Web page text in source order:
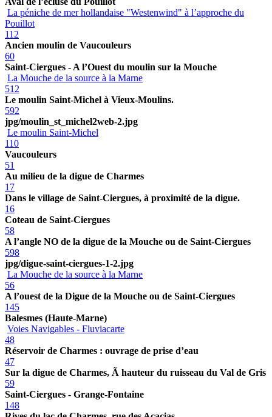
La péniche de mer hollandaise "Westenwind" à l’approche du
Pouillot
112
Ancien moulin de Vaucouleurs
60
Saint-Ciergues - A l’Ouest du moulin sur la Mouche
La Mouche de la source à la Marne
512
Le moulin Saint-Michel à Vieux-Moulins.
592
jpg/moulin_st_michel2web-2.jpg
Le moulin Saint-Michel
110
Vaucouleurs
51
Au milieu de la digue de Charmes
17
Dans le village de Saint-Ciergues, à proximité de la digue.
16
Coteau de Saint-Ciergues
58
A l’angle NO de la digue de la Mouche ou de Saint-Ciergues
598
jpg/digue-saint-ciergues-1-2.jpg
La Mouche de la source à la Marne
56
A l’ouest de la Digue de la Mouche ou de Saint-Ciergues
145
Balesmes (Haute-Marne)
Voies Navigables - Fluviacarte
48
Réservoir de Charmes : ouvrage de prise d’eau
47
Sur la digue de Charmes, Ã hauteur du ruisseau du Val de Gris
59
Saint-Ciergues - Grange-Fontaine
148